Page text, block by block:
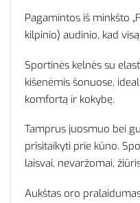
Pagamintos iš minkšto
kilpinio) audinio, kad
Sportinės kelnės su
kišenėmis šonuose,
komfortą ir kokybę.
Tamprus juosmuo bei
prisitaikyti prie kūno.
laisvai, nevaržomai,
Aukštas oro